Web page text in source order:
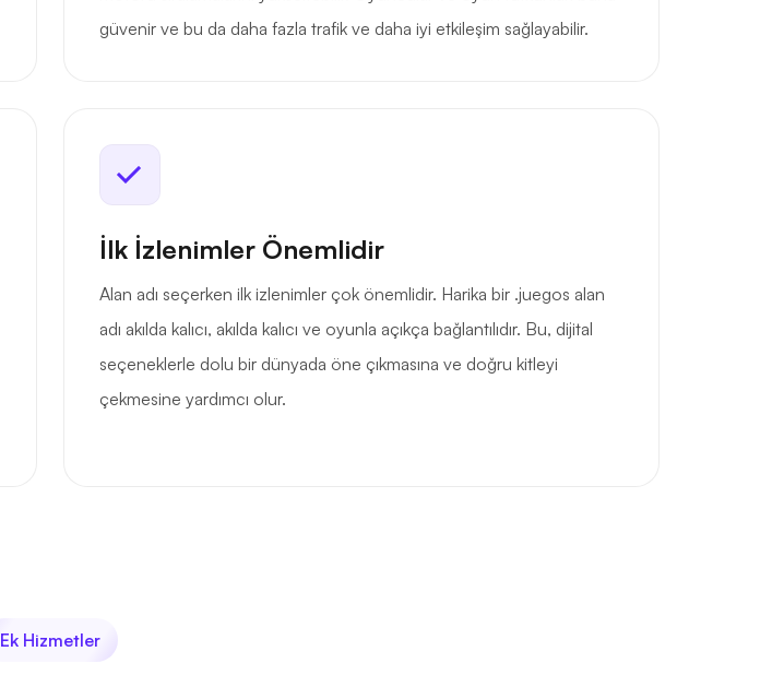
güvenir ve bu da daha fazla trafik ve daha iyi etkileşim sağlayabilir.
İlk İzlenimler Önemlidir
Alan adı seçerken ilk izlenimler çok önemlidir. Harika bir .juegos alan
adı akılda kalıcı, akılda kalıcı ve oyunla açıkça bağlantılıdır. Bu, dijital
seçeneklerle dolu bir dünyada öne çıkmasına ve doğru kitleyi
çekmesine yardımcı olur.
Ek Hizmetler